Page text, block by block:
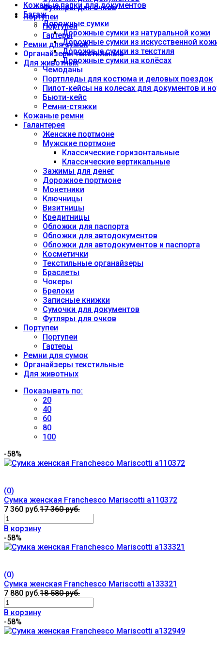
Футляры для очков
Портупеи
Портупеи
Гартеры
Ремни для сумок
Органайзеры текстильные
Для животных
Кожаные папки для документов
Багаж
Дорожные сумки
Дорожные сумки из натуральной кожи
Дорожные сумки из искусственной
Дорожные сумки из текстиля
Дорожные сумки на колёсах
Чемоданы
Портпледы для костюма и деловых поездок
Пилот-кейсы на колесах для документов и
Бьюти-кейс
Ремни-стяжки
Кожаные ремни
Галантерея
Женские портмоне
Мужские портмоне
Классические горизонтальные
Классические вертикальные
Зажимы для денег
Дорожное портмоне
Монетники
Ключницы
Визитницы
Кредитницы
Обложки для паспорта
Обложки для автодокументов
Обложки для автодокументов и паспорта
Косметички
Текстильные органайзеры
Браслеты
Чокеры
Брелоки
Записные книжки
Сумочки для документов
Футляры для очков
Портупеи
Портупеи
Гартеры
Ремни для сумок
Органайзеры текстильные
Для животных
Показывать по:
20
40
60
80
100
-58%
(0)
Сумка женская Franchesco Mariscotti а110372
7 360 руб.17 360 руб.
В корзину
-58%
(0)
Сумка женская Franchesco Mariscotti а133321
7 880 руб.18 580 руб.
В корзину
-58%